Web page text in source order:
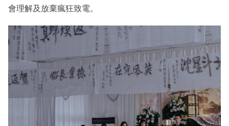
會理解及放棄瘋狂致電。